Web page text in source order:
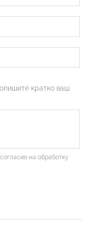
кратко ваш
на обработку